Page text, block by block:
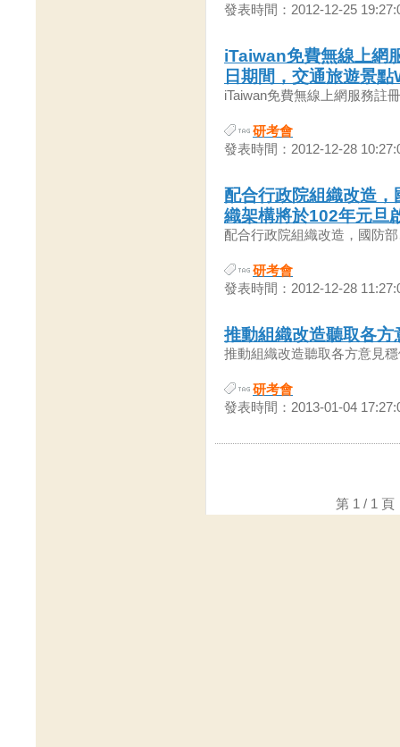
發表時間：2012-12-25
iTaiwan免費無線上網
日期間，交通旅遊景
iTaiwan免費無線上網服務註
研考會
發表時間：2012-12-28
配合行政院組織改造
織架構將於102年元旦
配合行政院組織改造，國防
研考會
發表時間：2012-12-28
推動組織改造聽取各方
推動組織改造聽取各方意見
研考會
發表時間：2013-01-04
第 1 / 1